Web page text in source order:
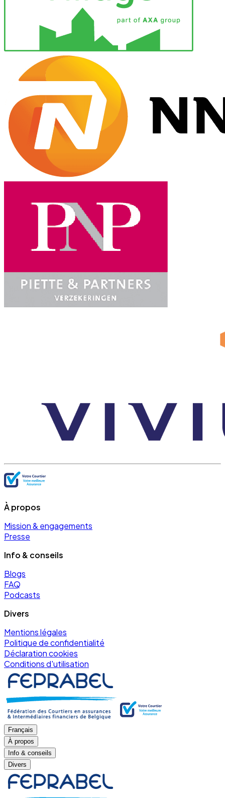
À propos
Mission & engagements
Presse
Info & conseils
Blogs
FAQ
Podcasts
Divers
Mentions légales
Politique de confidentialité
Déclaration cookies
Conditions d'utilisation
Français
À propos
Info & conseils
Divers